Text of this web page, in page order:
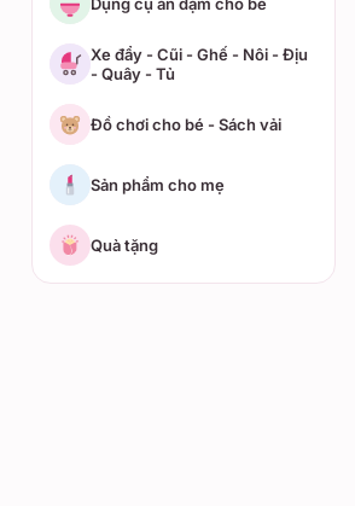
Xe đẩy - Cũi - Ghế - Nôi - Địu
- Quây - Tủ
Đồ chơi cho bé - Sách vải
Sản phẩm cho mẹ
Quà tặng